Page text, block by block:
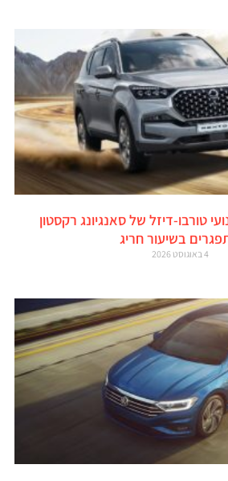
טורבו-דיזל של סאנגיונג רקסטון
בשיעור חריג
4 באוגוסט 2026